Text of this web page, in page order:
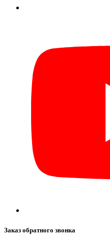
Заказ обратного звонка